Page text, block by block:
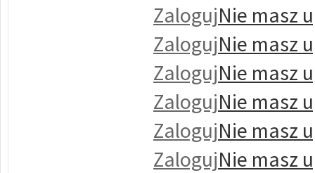
ZalogujNie masz
ZalogujNie masz
ZalogujNie masz
ZalogujNie masz
ZalogujNie masz
ZalogujNie masz